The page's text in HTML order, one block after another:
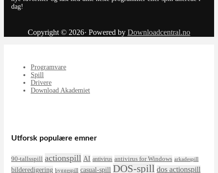
dag!
Copyright © 2026· Powered by Downloadcentral.no
Programvare
Spill
Drivere
Download Akademiet
Utforsk populære emner
90-tallsspill actionspill AI antivirus antivirus for Windows arkadespill
bilderedigering byggespill casual-spill DOS-spill dos actionspill